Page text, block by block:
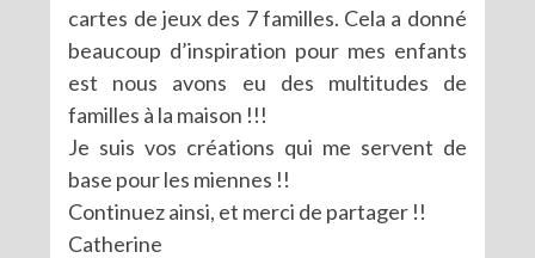
cartes de jeux des 7 familles. Cela a donné
beaucoup d’inspiration pour mes enfants
est nous avons eu des multitudes de
familles à la maison !!!
Je suis vos créations qui me servent de
base pour les miennes !!
Continuez ainsi, et merci de partager !!
Catherine